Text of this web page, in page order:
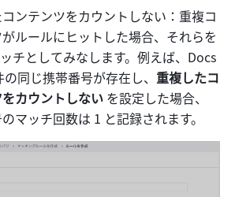
ンテンツをカウントしない：重複コ
ルールにヒットした場合、それらを
チとしてみなします。例えば、Docs
同じ携帯番号が存在し、 重複したコ
カウントしない を設定した場合、
マッチ回数は 1 と記録されます。